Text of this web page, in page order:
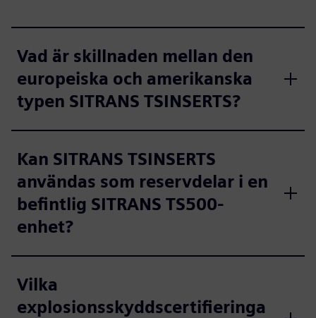
Vad är skillnaden mellan den
europeiska och amerikanska
typen SITRANS TSINSERTS?
Kan SITRANS TSINSERTS
användas som reservdelar i en
befintlig SITRANS TS500-
enhet?
Vilka
explosionsskyddscertifieringa